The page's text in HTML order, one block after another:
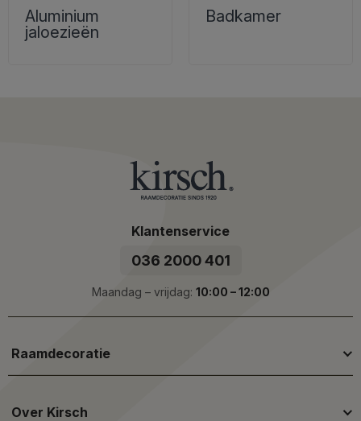
Aluminium
jaloezieën
Badkamer
Klantenservice
036 2000 401
Maandag – vrijdag: 10:00 – 12:00
Raamdecoratie
Over Kirsch